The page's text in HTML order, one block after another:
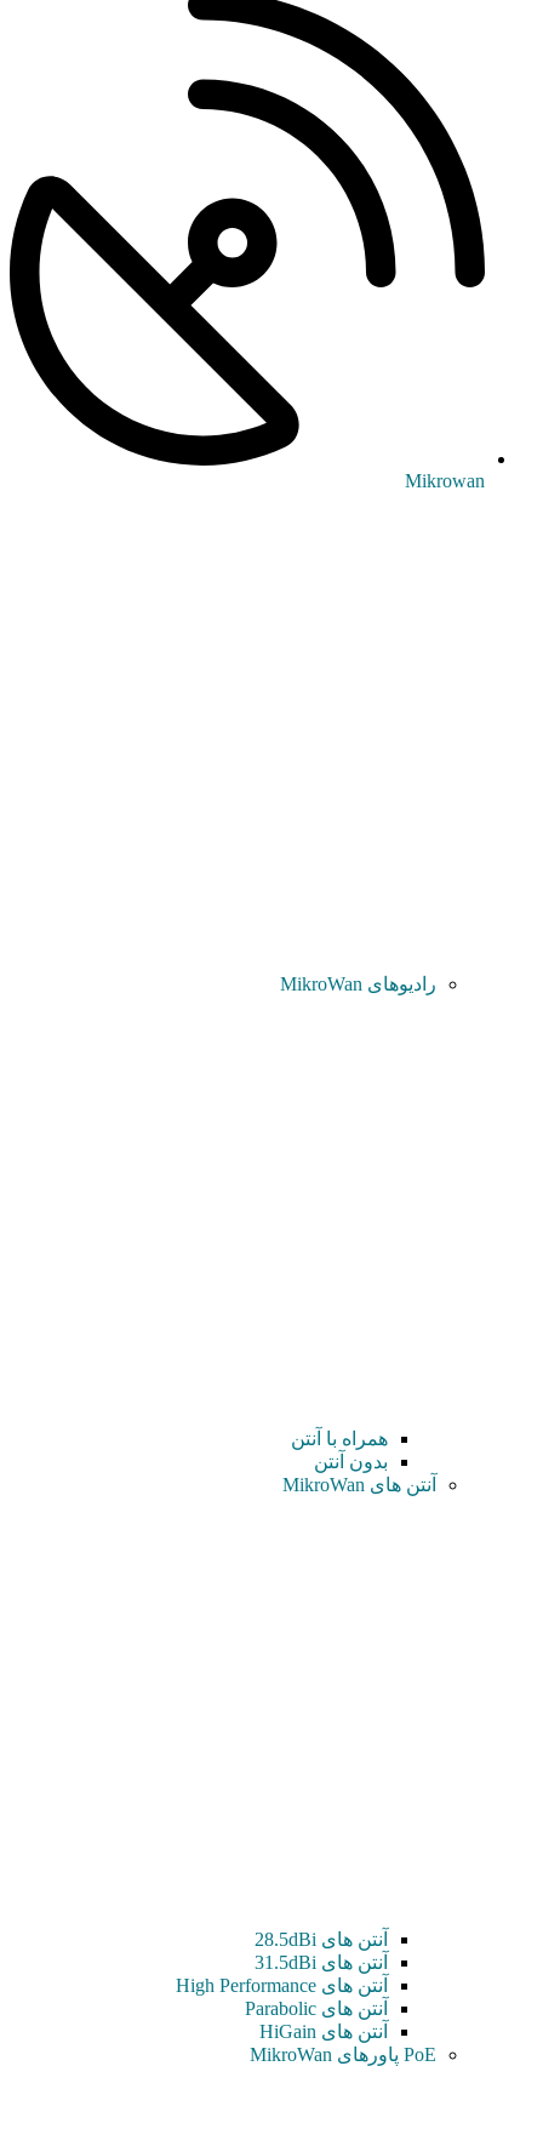
Mikrowan
رادیوهای MikroWan
همراه با آنتن
بدون آنتن
آنتن های MikroWan
آنتن های 28.5dBi
آنتن های 31.5dBi
آنتن های High Performance
آنتن های Parabolic
آنتن های HiGain
PoE پاورهای MikroWan